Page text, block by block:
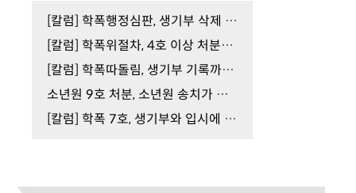
[칼럼] 학폭행정심판, 생기부 삭제 가능할까?
[칼럼] 학폭위절차, 4호 이상 처분을 피하려면
[칼럼] 학폭따돌림, 생기부 기록까지 이어질 수 있습…
소년원 9호 처분, 소년원 송치가 결정됐다면
[칼럼] 학폭 7호, 생기부와 입시에 미치는 영향은